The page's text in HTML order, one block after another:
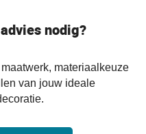
nodig?
materiaalkeuze
van jouw ideale